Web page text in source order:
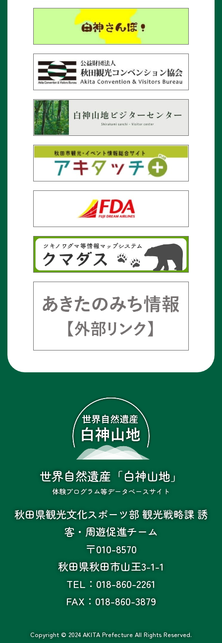
世界自然遺産「白神山地」
体験プログラム等データベースサイト
秋田県観光文化スポーツ部 観光戦略課 誘
客・周遊促進チーム
〒010-8570
秋田県秋田市山王3-1-1
TEL：018-860-2261
FAX：018-860-3879
Copyright © 2024 AKITA Prefecture All Rights Reserved.